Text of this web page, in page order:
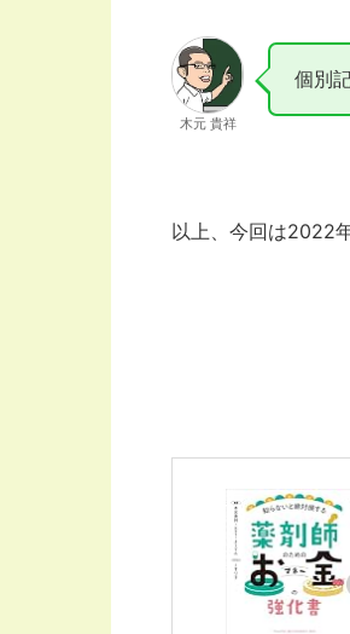
木元 貴祥
個別
以上、今回は2022